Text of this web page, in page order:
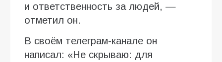
и ответственность за людей, —
отметил он.
В своём телеграм-канале он
написал: «Не скрываю: для